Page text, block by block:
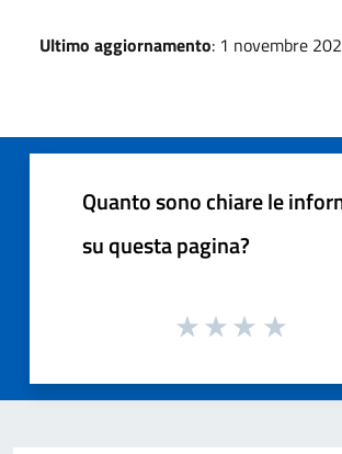
Ultimo aggiornamento: 1 novembre
Quanto sono chiare le
su questa pagina?